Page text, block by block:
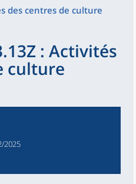
des centres de culture
: Activités
culture
2025